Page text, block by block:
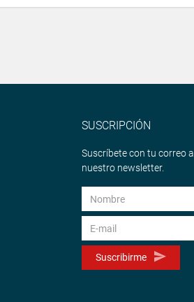
SUSCRIPCIÓN
Suscríbete con tu correo a
nuestro newsletter.
Suscribirme